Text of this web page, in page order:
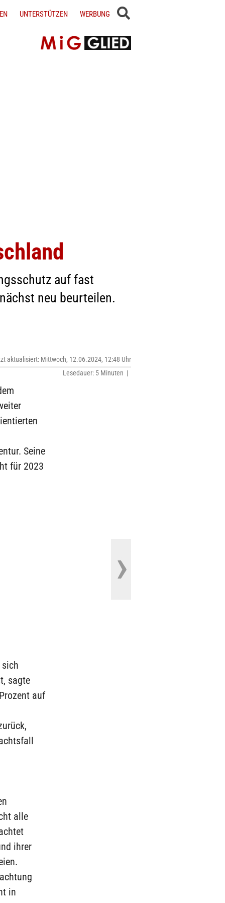
UNTERSTÜTZEN WERBUNG
auf fast
neu beurteilen.
aktualisiert: Mittwoch, 12.06.2024, 12:48 Uhr
Lesedauer: 5 Minuten |
Seine
für 2023
sagte
auf
alle
ihrer
in